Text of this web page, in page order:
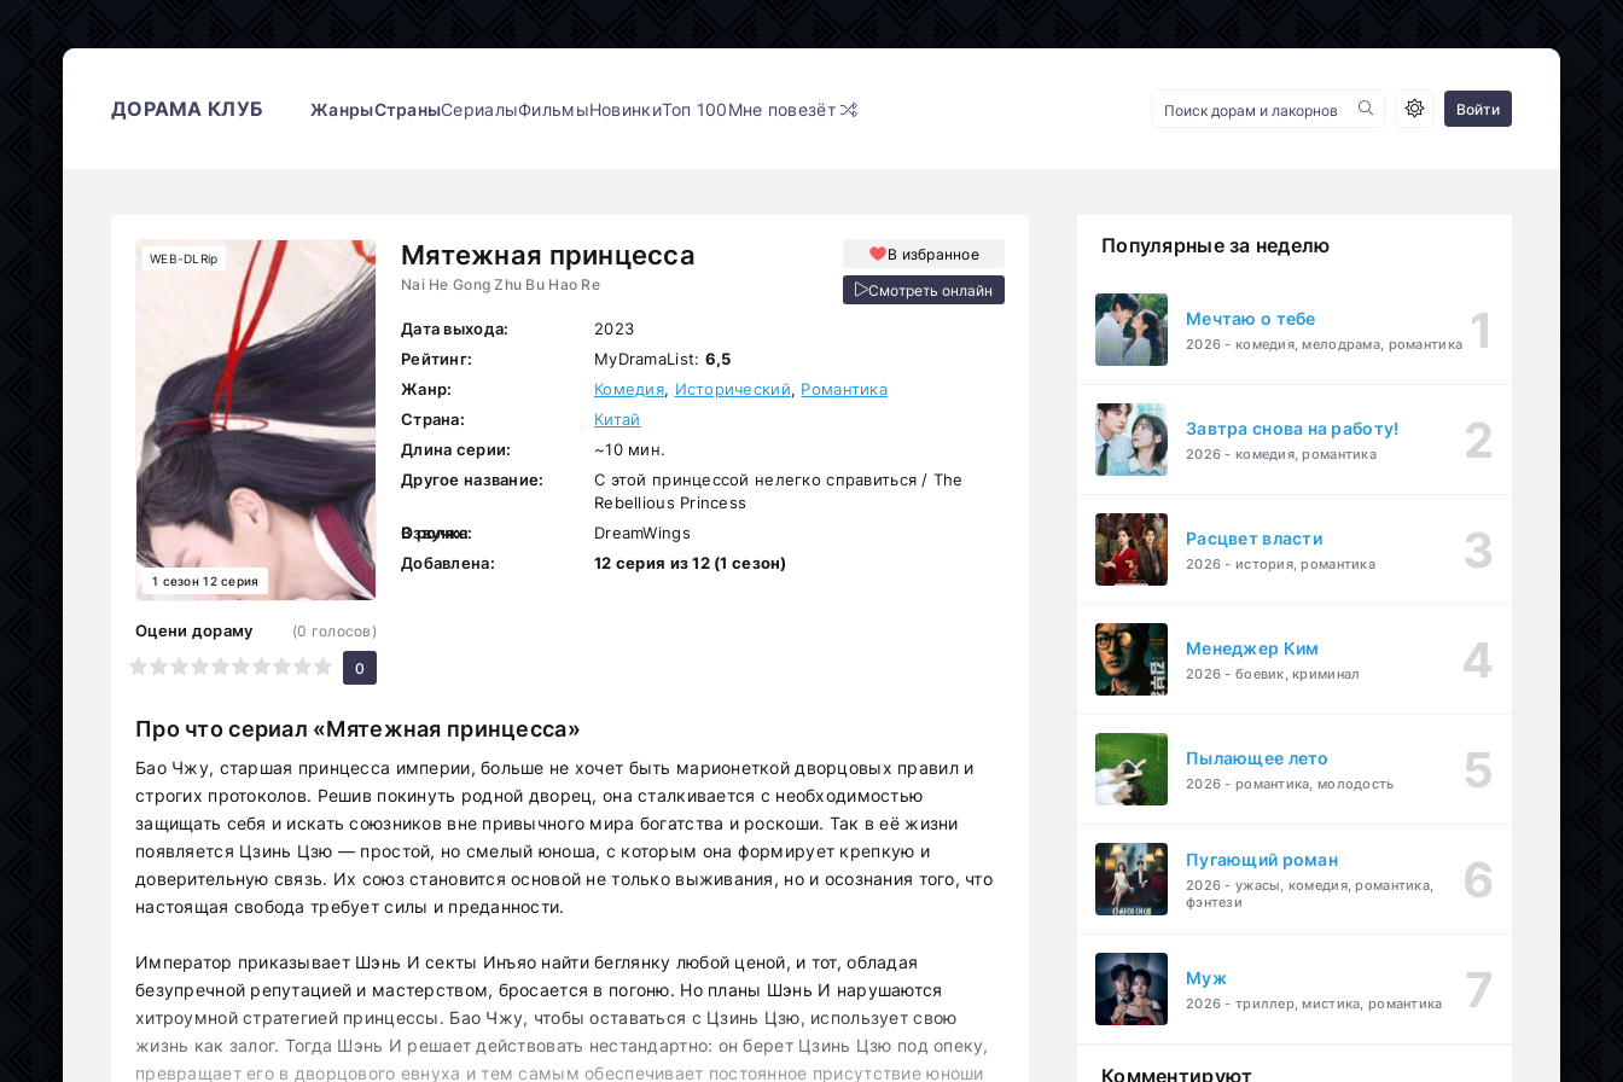
ДОРАМА КЛУБ ЖанрыСтраныСериалыФильмыНовинкиТоп 100Мне повезёт Войти
Мятежная принцесса
Nai He Gong Zhu Bu Hao Re
В избранное
Смотреть онлайн
WEB-DLRip
1 сезон 12 серия
Оцени дораму
7 8 9 10
(0 голосов)
0
Дата выхода:
2023
Рейтинг:
MyDramaList: 6,5
Жанр:
Комедия, Исторический, Романтика
Страна:
Китай
Длина серии:
~10 мин.
Другое название:
С этой принцессой нелегко справиться / The
Rebellious Princess
В ролях:
Озвучка:
DreamWings
Добавлена:
12 серия из 12 (1 сезон)
Про что сериал «Мятежная принцесса»
Бао Чжу, старшая принцесса империи, больше не хочет быть марионеткой дворцовых правил и
строгих протоколов. Решив покинуть родной дворец, она сталкивается с необходимостью
защищать себя и искать союзников вне привычного мира богатства и роскоши. Так в её жизни
появляется Цзинь Цзю — простой, но смелый юноша, с которым она формирует крепкую и
доверительную связь. Их союз становится основой не только выживания, но и осознания того, что
настоящая свобода требует силы и преданности.
Император приказывает Шэнь И секты Инъяо найти беглянку любой ценой, и тот, обладая
безупречной репутацией и мастерством, бросается в погоню. Но планы Шэнь И нарушаются
хитроумной стратегией принцессы. Бао Чжу, чтобы оставаться с Цзинь Цзю, использует свою
жизнь как залог. Тогда Шэнь И решает действовать нестандартно: он берет Цзинь Цзю под опеку,
превращает его в дворцового евнуха и тем самым обеспечивает постоянное присутствие юноши
Популярные за неделю
Мечтаю о тебе
2026 - комедия, мелодрама, романтика
Завтра снова на работу!
2026 - комедия, романтика
Расцвет власти
2026 - история, романтика
Менеджер Ким
2026 - боевик, криминал
Пылающее лето
2026 - романтика, молодость
Пугающий роман
2026 - ужасы, комедия, романтика,
фэнтези
Муж
2026 - триллер, мистика, романтика
Комментируют